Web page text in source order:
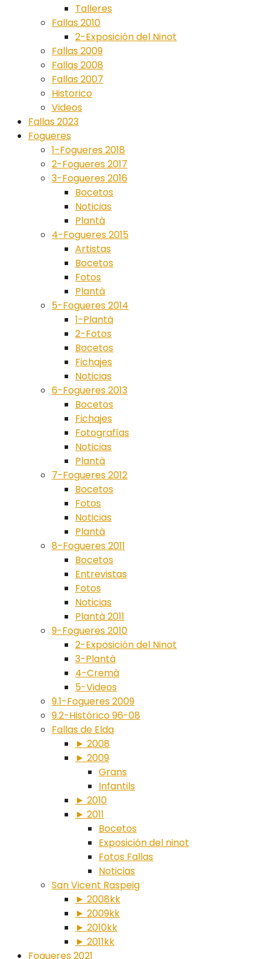
Talleres
Fallas 2010
2-Exposición del Ninot
Fallas 2009
Fallas 2008
Fallas 2007
Historico
Videos
Fallas 2023
Fogueres
1-Fogueres 2018
2-Fogueres 2017
3-Fogueres 2016
Bocetos
Noticias
Plantà
4-Fogueres 2015
Artistas
Bocetos
Fotos
Plantà
5-Fogueres 2014
1-Plantà
2-Fotos
Bocetos
Fichajes
Noticias
6-Fogueres 2013
Bocetos
Fichajes
Fotografías
Noticias
Plantà
7-Fogueres 2012
Bocetos
Fotos
Noticias
Plantà
8-Fogueres 2011
Bocetos
Entrevistas
Fotos
Noticias
Plantà 2011
9-Fogueres 2010
2-Exposición del Ninot
3-Plantà
4-Cremà
5-Videos
9.1-Fogueres 2009
9.2-Histórico 96-08
Fallas de Elda
► 2008
► 2009
Grans
Infantils
► 2010
► 2011
Bocetos
Exposición del ninot
Fotos Fallas
Noticias
San Vicent Raspeig
► 2008kk
► 2009kk
► 2010kk
► 2011kk
Fogueres 2021